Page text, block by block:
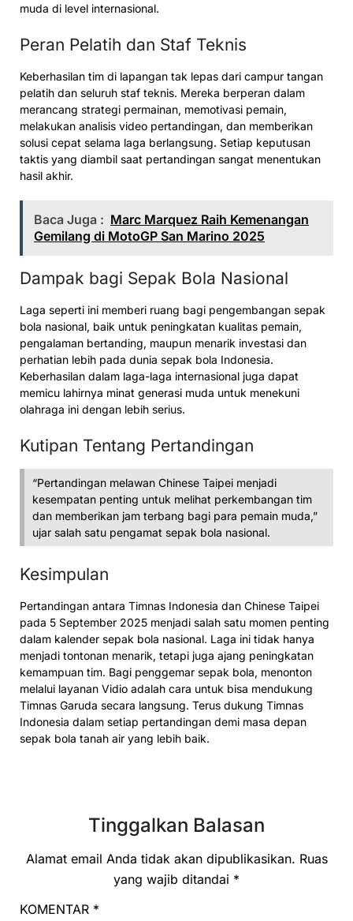
muda di level internasional.
Peran Pelatih dan Staf Teknis
Keberhasilan tim di lapangan tak lepas dari campur tangan
pelatih dan seluruh staf teknis. Mereka berperan dalam
merancang strategi permainan, memotivasi pemain,
melakukan analisis video pertandingan, dan memberikan
solusi cepat selama laga berlangsung. Setiap keputusan
taktis yang diambil saat pertandingan sangat menentukan
hasil akhir.
Baca Juga : Marc Marquez Raih Kemenangan
Gemilang di MotoGP San Marino 2025
Dampak bagi Sepak Bola Nasional
Laga seperti ini memberi ruang bagi pengembangan sepak
bola nasional, baik untuk peningkatan kualitas pemain,
pengalaman bertanding, maupun menarik investasi dan
perhatian lebih pada dunia sepak bola Indonesia.
Keberhasilan dalam laga-laga internasional juga dapat
memicu lahirnya minat generasi muda untuk menekuni
olahraga ini dengan lebih serius.
Kutipan Tentang Pertandingan
“Pertandingan melawan Chinese Taipei menjadi
kesempatan penting untuk melihat perkembangan tim
dan memberikan jam terbang bagi para pemain muda,”
ujar salah satu pengamat sepak bola nasional.
Kesimpulan
Pertandingan antara Timnas Indonesia dan Chinese Taipei
pada 5 September 2025 menjadi salah satu momen penting
dalam kalender sepak bola nasional. Laga ini tidak hanya
menjadi tontonan menarik, tetapi juga ajang peningkatan
kemampuan tim. Bagi penggemar sepak bola, menonton
melalui layanan Vidio adalah cara untuk bisa mendukung
Timnas Garuda secara langsung. Terus dukung Timnas
Indonesia dalam setiap pertandingan demi masa depan
sepak bola tanah air yang lebih baik.
Tinggalkan Balasan
Alamat email Anda tidak akan dipublikasikan. Ruas
yang wajib ditandai *
KOMENTAR *